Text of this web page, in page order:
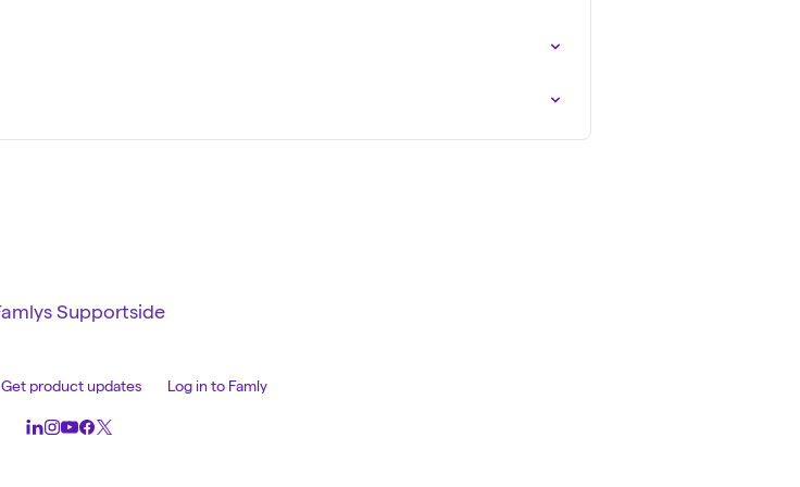
Get product updates Log in to Famly